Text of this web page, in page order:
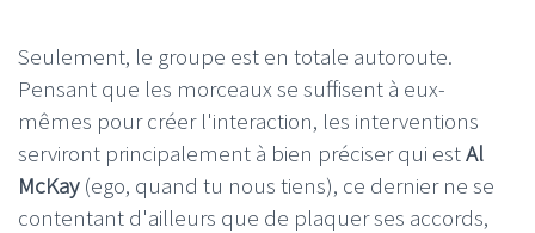
Seulement, le groupe est en totale autoroute.
Pensant que les morceaux se suffisent à eux-
mêmes pour créer l'interaction, les interventions
serviront principalement à bien préciser qui estAl
McKay(ego, quand tu nous tiens), ce dernier ne se
contentant d'ailleurs que de plaquer ses accords,